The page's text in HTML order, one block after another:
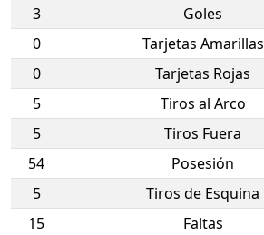
3 Goles
0
Tarjetas Amarillas
0
Tarjetas Rojas
5
Tiros al Arco
5
Tiros Fuera
54
Posesión
5
Tiros de Esquina
15
Faltas